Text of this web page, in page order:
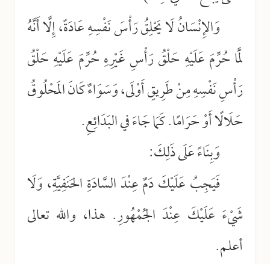
وَالإِنْسَانُ لَا يَحْلِقُ رَأْسَ نَفْسِهِ عَادَةً، إِلَّا أَنَّهُ
لَمَّا حُرِّمَ عَلَيْهِ حَلْقُ رَأْسِ غَيْرِهِ حُرِّمَ عَلَيْهِ حَلْقُ
رَأْسِ نَفْسِهِ مِنْ طَرِيقٍ أَوْلَى، وَسَوَاءٌ كَانَ المَحْلُوقُ
حَلَالًا أَوْ حَرَامًا. كَمَا جَاءَ في البَدَائِعِ.
وَبِنَاءً عَلَى ذَلِكَ:
فَيَجِبُ عَلَيْكَ دَمٌ عِنْدَ السَّادَةِ الحَنَفِيَّةِ، وَلَا
شَيْءَ عَلَيْكَ عِنْدَ الجُمْهُورِ. هذا، والله تعالى
أعلم.